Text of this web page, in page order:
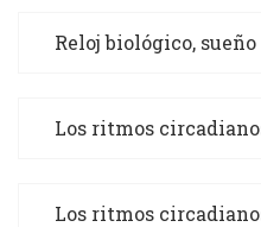
Reloj biológico,
Los ritmos
Los ritmos